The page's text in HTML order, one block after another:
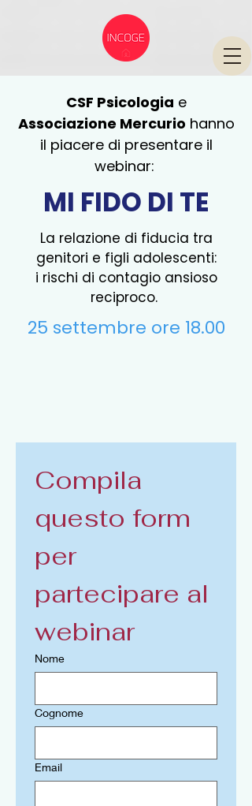
CSF Psicologia e
Associazione Mercurio hanno
il piacere di presentare il
webinar:
MI FIDO DI TE
La relazione di fiducia tra
genitori e figli adolescenti:
i rischi di contagio ansioso
reciproco.
25 settembre ore 18.00
Compila
questo form
per
partecipare al
webinar
Nome
Cognome
Email